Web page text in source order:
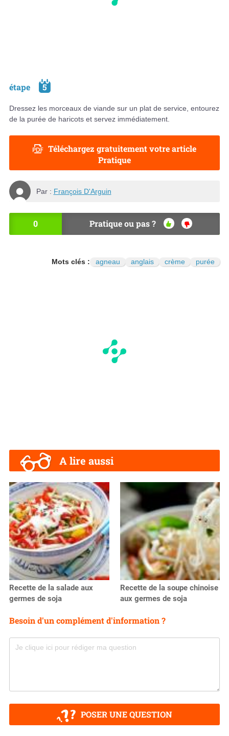
étape 5
Dressez les morceaux de viande sur un plat de service, entourez
de la purée de haricots et servez immédiatement.
Téléchargez gratuitement votre article
Pratique
Par : François D'Arguin
0 Pratique ou pas ?
OU
NO
Mots clés : agneau anglais crème purée
A lire aussi
Recette de la salade aux
germes de soja
Recette de la soupe chinoise
aux germes de soja
Besoin d'un complément d'information ?
POSER UNE QUESTION